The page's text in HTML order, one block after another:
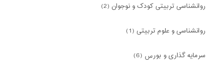
روانشناسی تربیتی کودک و نوجوان (2)
روانشناسی و علوم تربیتی (1)
سرمایه گذاری و بورس (6)